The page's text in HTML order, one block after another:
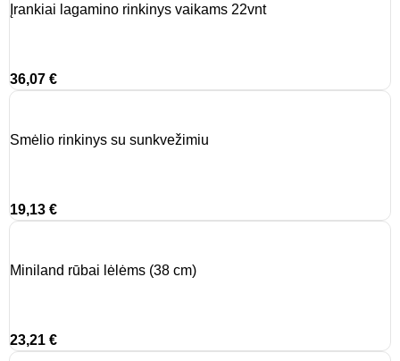
Įrankiai lagamino rinkinys vaikams 22vnt
36,07€
Smėlio rinkinys su sunkvežimiu
19,13€
Miniland rūbai lėlėms (38 cm)
23,21€